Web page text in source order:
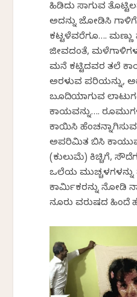
ಹಿಡಿದು ಸಾಗುವ
ಅದನ್ನು ಜೋಡಿಸಿ
ಕಟ್ಟಳೆವರೆಗೂ…. ಮಣ್ಣು
ಜೀವದಂತೆ,
ಮನೆ ಕಟ್ಟಿದವರ ತಲೆ
ಅರಳುವ ಪರಿಯನ್ನು,
ಬೂದಿಯಾಗುವ
ಕಾಯವನ್ನು….
ಕಾಯಿಸಿ
ಅಪರಿಮಿತ ಬಿಸಿ
(ಕುಲುಮೆ) ಕಿಚ್ಚಿಗೆ,
ಒಲೆಯ ಮುಚ್ಚಳಗಳನ್ನು
ಕಾರ್ಮಿಕರನ್ನು ನೋಡಿ
ನೂರು ವರುಷದ ಹಿಂದೆ